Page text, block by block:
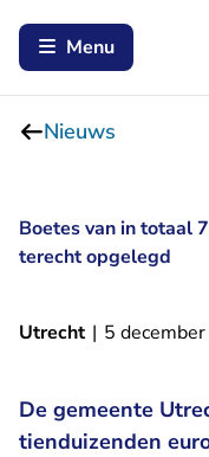
Menu
Nieuws
Boetes van in totaal
terecht opgelegd
Utrecht | 5
De gemeente
tienduizenden